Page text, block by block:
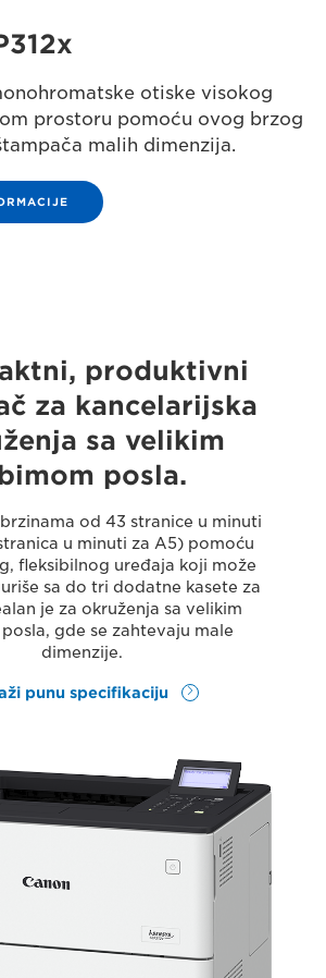
otiske visokog
prostoru pomoću ovog brzog
malih dimenzija.
produktivni
za kancelarijska
sa velikim
posla.
od 43 stranice u minuti
u minuti za A5) pomoću
fleksibilnog uređaja koji može
sa do tri dodatne kasete za
je za okruženja sa velikim
gde se zahtevaju male
dimenzije.
punu specifikaciju